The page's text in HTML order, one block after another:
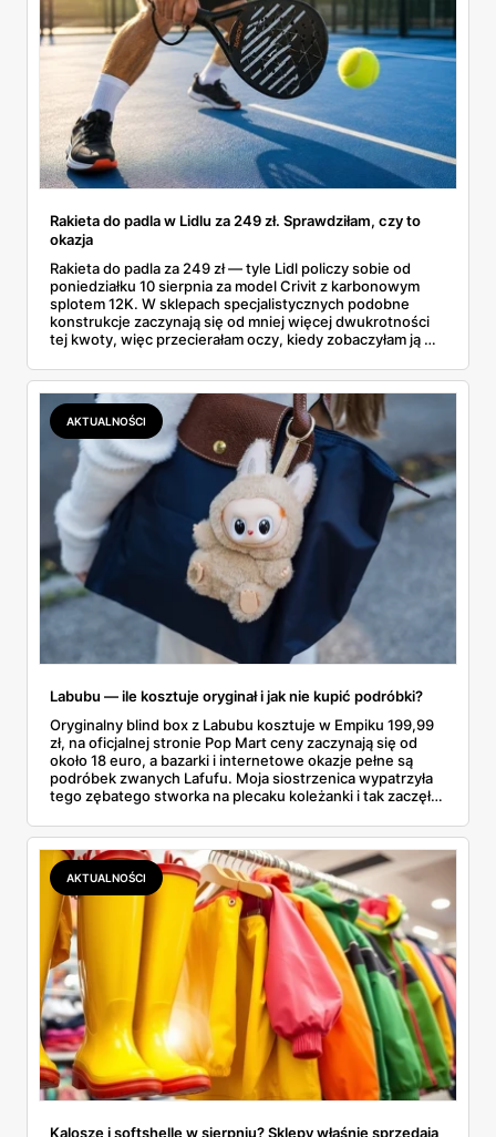
Rakieta do padla w Lidlu za 249 zł. Sprawdziłam, czy to
okazja
Rakieta do padla za 249 zł — tyle Lidl policzy sobie od
poniedziałku 10 sierpnia za model Crivit z karbonowym
splotem 12K. W sklepach specjalistycznych podobne
konstrukcje zaczynają się od mniej więcej dwukrotności
tej kwoty, więc przecierałam oczy, kiedy zobaczyłam ją w
najszybciej rosnący sport w Polsce: kortów przybywa
lawinowo, a chętnych jeszcze szybciej. Sprawdziłam, co
dokładnie dostajemy za te pieniądze i komu taka rakieta
faktycznie wystarczy.
AKTUALNOŚCI
Labubu — ile kosztuje oryginał i jak nie kupić podróbki?
Oryginalny blind box z Labubu kosztuje w Empiku 199,99
zł, na oficjalnej stronie Pop Mart ceny zaczynają się od
około 18 euro, a bazarki i internetowe okazje pełne są
podróbek zwanych Lafufu. Moja siostrzenica wypatrzyła
tego zębatego stworka na plecaku koleżanki i tak zaczęło
kosztuje i po czym poznać, że sprzedawca nie wciska nam
podróbki. Spisałam wszystko, czego się dowiedziałam —
łącznie z jedną wpadką, o której za chwilę.
AKTUALNOŚCI
Kalosze i softshelle w sierpniu? Sklepy właśnie sprzedają